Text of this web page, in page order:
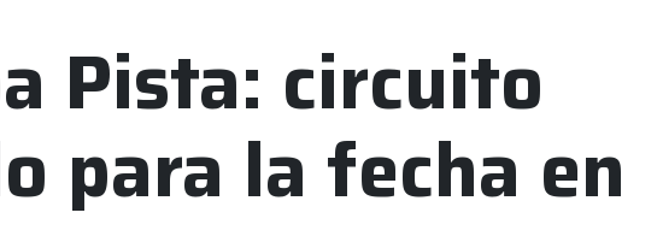
Pista: circuito
para la fecha en